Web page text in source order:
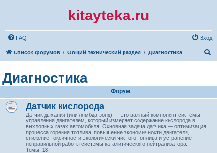
kitayteka.ru
FAQ Вход
Список форумов Общий технический раздел Диагностика
с
к
Диагностика
Форум
Датчик кислорода
Датчик дыхания (или лямбда-зонд) — это важный компонент системы
управления двигателем, который измеряет содержание кислорода в
выхлопных газах автомобиля. Основная задача датчика — оптимизация
процесса горения топлива, повышение экономичности двигателя,
снижение токсичности экологически чистого топлива и устранение
неправильной работы системы каталитического нейтрализатора.
Темы: 18